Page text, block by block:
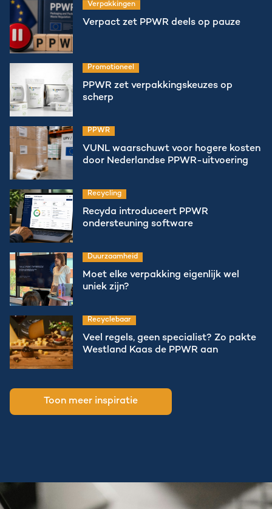
Verpakkingen
Verpact zet PPWR deels op pauze
Promotioneel
PPWR zet verpakkingskeuzes op
scherp
PPWR
VUNL waarschuwt voor hogere kosten
door Nederlandse PPWR-uitvoering
Recycling
Recyda introduceert PPWR
ondersteuning software
Duurzaamheid
Moet elke verpakking eigenlijk wel
uniek zijn?
Recyclebaar
Veel regels, geen specialist? Zo pakte
Westland Kaas de PPWR aan
Toon meer inspiratie